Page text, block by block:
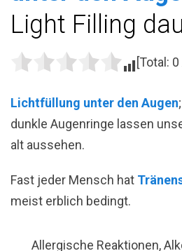
Light Filling
[Total: 0
Lichtfüllung unter den Augen
dunkle Augenringe lassen
alt aussehen.
Fast jeder Mensch hat
meist erblich bedingt.
Allergische Reaktionen,